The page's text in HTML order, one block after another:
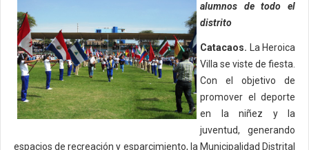
alumnos de todo el
distrito
Catacaos. La Heroica
Villa se viste de fiesta.
Con el objetivo de
promover el deporte
en la niñez y la
juventud, generando
espacios de recreación y esparcimiento, la Municipalidad Distrital